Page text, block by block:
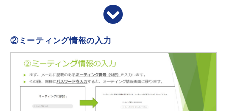
②ミーティング情報の入力